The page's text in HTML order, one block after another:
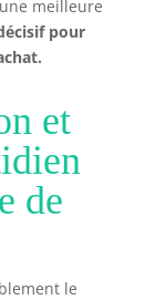
meilleure
pour
et
de
le